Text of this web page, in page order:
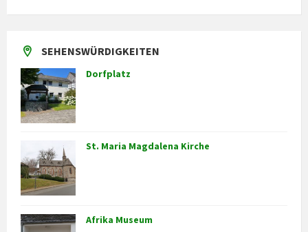
SEHENSWÜRDIGKEITEN
Dorfplatz
St. Maria Magdalena Kirche
Afrika Museum